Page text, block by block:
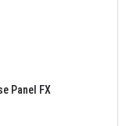
Panel FX